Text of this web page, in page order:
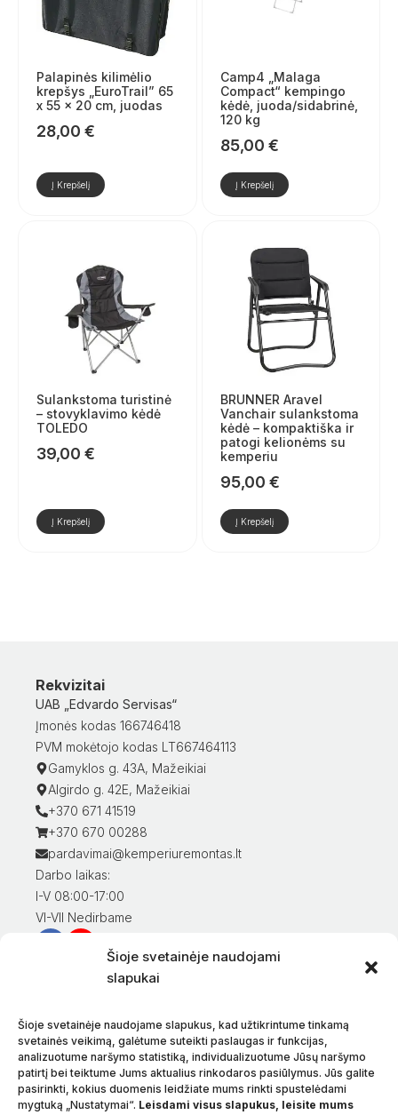
Šioje svetainėje naudojami
slapukai
Šioje svetainėje naudojame slapukus, kad užtikrintume tinkamą
svetainės veikimą, galėtume suteikti paslaugas ir funkcijas,
analizuotume naršymo statistiką, individualizuotume Jūsų naršymo
patirtį bei teiktume Jums aktualius rinkodaros pasiūlymus. Jūs galite
pasirinkti, kokius duomenis leidžiate mums rinkti spustelėdami
mygtuką „Nustatymai“. Leisdami visus slapukus, leisite mums
Palapinės kilimėlio
krepšys „EuroTrail” 65
x 55 x 20 cm, juodas
28,00 €
Į Krepšelį
Camp4 „Malaga
Compact“ kempingo
kėdė, juoda/sidabrinė,
120 kg
85,00 €
Į Krepšelį
Sulankstoma turistinė
– stovyklavimo kėdė
TOLEDO
39,00 €
Į Krepšelį
BRUNNER Aravel
Vanchair sulankstoma
kėdė – kompaktiška ir
patogi kelionėms su
kemperiu
95,00 €
Į Krepšelį
Rekvizitai
UAB „Edvardo Servisas“
Įmonės kodas 166746418
PVM mokėtojo kodas LT667464113
Gamyklos g. 43A, Mažeikiai
Algirdo g. 42E, Mažeikiai
+370 671 41519
+370 670 00288
pardavimai@kemperiuremontas.lt
Darbo laikas:
I-V 08:00-17:00
VI-VII Nedirbame
Informacija klientams
Prekių pristatymas
Prekių grąžinimas
Sąlygos ir taisyklės
Privatumo politika